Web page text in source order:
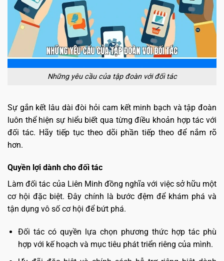
Những yêu cầu của tập đoàn với đối tác
Sự gắn kết lâu dài đòi hỏi cam kết minh bạch và tập đoàn
luôn thể hiện sự hiểu biết qua từng điều khoản hợp tác với
đối tác. Hãy tiếp tục theo dõi phần tiếp theo để nắm rõ
hơn.
Quyền lợi dành cho đối tác
Làm đối tác của Liên Minh đồng nghĩa với việc sở hữu một
cơ hội đặc biệt. Đây chính là bước đệm để khám phá và
tận dụng vô số cơ hội để bứt phá.
Đối tác có quyền lựa chọn phương thức hợp tác phù
hợp với kế hoạch và mục tiêu phát triển riêng của mình.